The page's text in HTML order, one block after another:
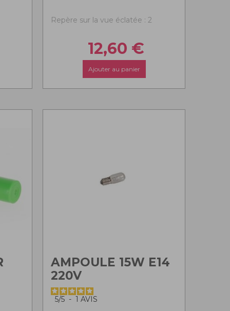
Repère sur la vue éclatée : 2
12,60 €
Ajouter au panier
AMPOULE 15W E14
220V
5/5 - 1AVIS